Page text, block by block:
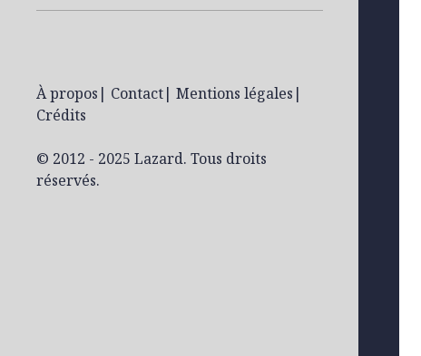
À propos | Contact| Mentions légales |
Crédits
© 2012 - 2025 Lazard. Tous droits
réservés.